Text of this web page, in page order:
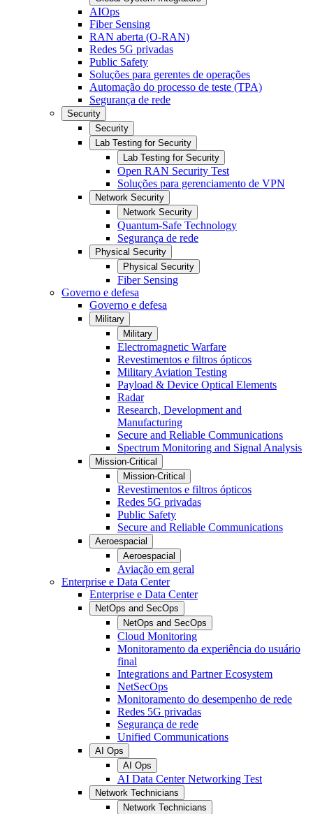
AIOps
Fiber Sensing
RAN aberta (O-RAN)
Redes 5G privadas
Public Safety
Soluções para gerentes de operações
Automação do processo de teste (TPA)
Segurança de rede
Security
Security
Lab Testing for Security
Lab Testing for Security
Open RAN Security Test
Soluções para gerenciamento de VPN
Network Security
Network Security
Quantum-Safe Technology
Segurança de rede
Physical Security
Physical Security
Fiber Sensing
Governo e defesa
Governo e defesa
Military
Military
Electromagnetic Warfare
Revestimentos e filtros ópticos
Military Aviation Testing
Payload & Device Optical Elements
Radar
Research, Development and
Manufacturing
Secure and Reliable Communications
Spectrum Monitoring and Signal Analysis
Mission-Critical
Mission-Critical
Revestimentos e filtros ópticos
Redes 5G privadas
Public Safety
Secure and Reliable Communications
Aeroespacial
Aeroespacial
Aviação em geral
Enterprise e Data Center
Enterprise e Data Center
NetOps and SecOps
NetOps and SecOps
Cloud Monitoring
Monitoramento da experiência do usuário
final
Integrations and Partner Ecosystem
NetSecOps
Monitoramento do desempenho de rede
Redes 5G privadas
Segurança de rede
Unified Communications
AI Ops
AI Ops
AI Data Center Networking Test
Network Technicians
Network Technicians